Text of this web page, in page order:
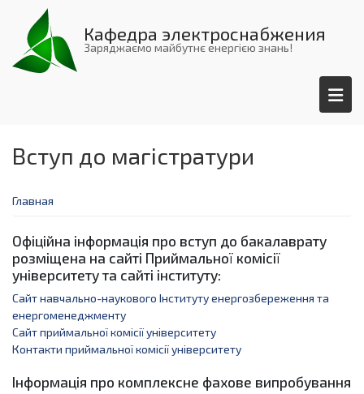
Перейти
основному
содержанию
Кафедра электроснабжения
Заряджаємо майбутнє енергією знань!
Вступ до магістратури
Главная
Офіційна інформація про вступ до бакалаврату
розміщена на сайті Приймальної комісії
університету та сайті інституту:
Сайт навчально-наукового Інституту енергозбереження та
енергоменеджменту
Cайт приймальної комісії університету
Контакти приймальної комісії університету
Інформація про комплексне фахове випробування